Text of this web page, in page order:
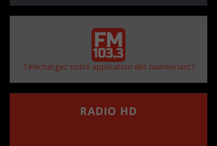
Téléchargez notre application dès maintenant !
RADIO HD